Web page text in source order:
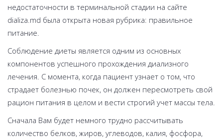
недостаточности в терминальной стадии на сайте
dializa.md была открыта новая рубрика: правильное
питание.
Соблюдение диеты является одним из основных
компонентов успешного прохождения диализного
лечения. С момента, когда пациент узнает о том, что
страдает болезнью почек, он должен пересмотреть свой
рацион питания в целом и вести строгий учет массы тела.
Сначала Вам будет немного трудно рассчитывать
количество белков, жиров, углеводов, калия, фосфора,